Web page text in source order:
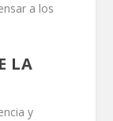
a los
LA
y